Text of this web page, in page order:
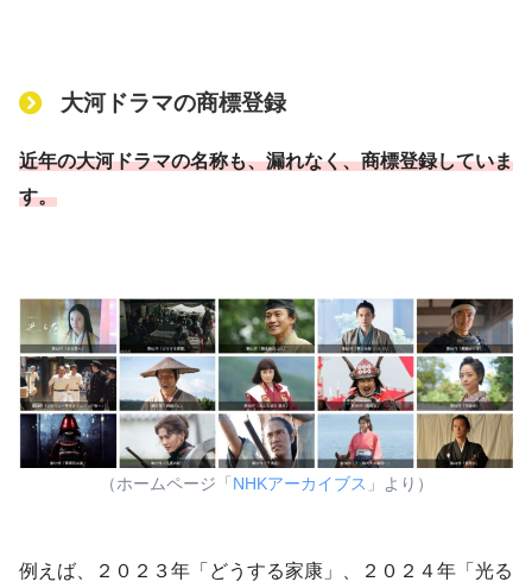
大河ドラマの商標登録
近年の大河ドラマの名称も、漏れなく、商標登録していま
す。
（ホームページ「 NHKアーカイブス 」より）
例えば、２０２３年「どうする家康」、２０２４年「光る